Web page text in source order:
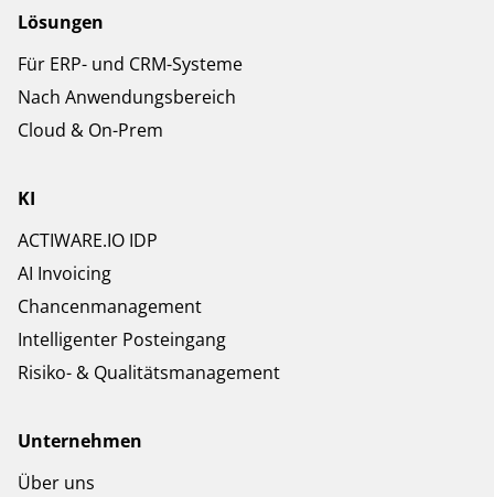
Lösungen
Für ERP- und CRM-Systeme
Nach Anwendungsbereich
Cloud & On-Prem
KI
ACTIWARE.IO IDP
AI Invoicing
Chancenmanagement
Intelligenter Posteingang
Risiko- & Qualitätsmanagement
Unternehmen
Über uns